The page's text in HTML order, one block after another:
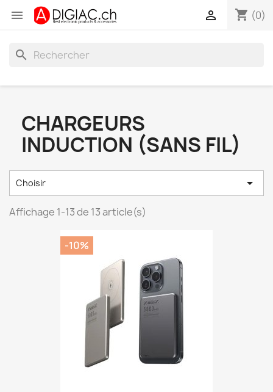
 shopping_cart (0)

search
CHARGEURS
INDUCTION (SANS FIL)
Choisir 
Affichage 1-13 de 13 article(s)
-10%